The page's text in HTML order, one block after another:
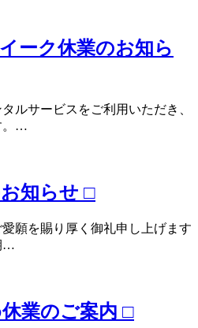
ーク休業のお知ら
ルサービスをご利用いただき、
。…
知らせ □
願を賜り厚く御礼申し上げます
…
業のご案内 □